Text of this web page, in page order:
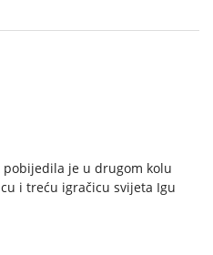
pobijedila je u drugom kolu
i treću igračicu svijeta Igu